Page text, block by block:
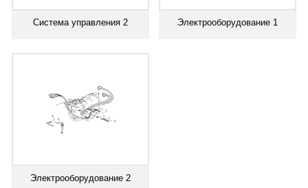
Система управления 2 Электрооборудование 1
Электрооборудование 2